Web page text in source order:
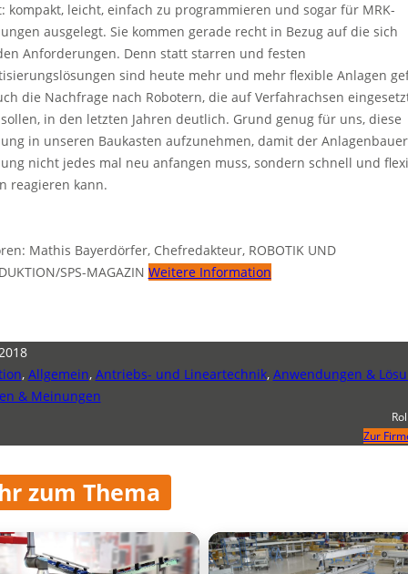
kompakt, leicht, einfach zu programmieren und sogar für MRK-
ausgelegt. Sie kommen gerade recht in Bezug auf die sich
Anforderungen. Denn statt starren und festen
sind heute mehr und mehr flexible Anlagen
die Nachfrage nach Robotern, die auf Verfahrachsen
in den letzten Jahren deutlich. Grund genug für uns, diese
in unseren Baukasten aufzunehmen, damit der
nicht jedes mal neu anfangen muss, sondern schnell und
reagieren kann.
Mathis Bayerdörfer, Chefredakteur, ROBOTIK UND
SPS-MAGAZIN Weitere Information
, Allgemein, Antriebs- und Lineartechnik, Anwendungen &
& Meinungen
Zur
zum Thema